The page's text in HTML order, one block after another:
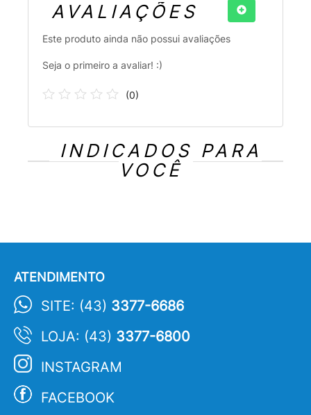
AVALIAÇÕES
Este produto ainda não possui avaliações
Seja o primeiro a avaliar! :)
(0)
INDICADOS PARA
VOCÊ
ATENDIMENTO
SITE: (43) 3377-6686
LOJA: (43) 3377-6800
INSTAGRAM
FACEBOOK